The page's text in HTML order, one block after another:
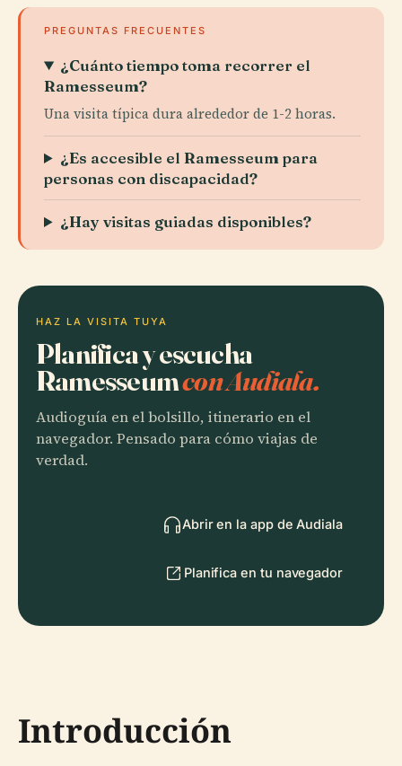
PREGUNTAS FRECUENTES
¿Cuánto tiempo toma recorrer el
Ramesseum?
Una visita típica dura alrededor de 1-2 horas.
¿Es accesible el Ramesseum para
personas con discapacidad?
¿Hay visitas guiadas disponibles?
HAZ LA VISITA TUYA
Planifica y escucha
Ramesseumcon Audiala.
Audioguía en el bolsillo, itinerario en el
navegador. Pensado para cómo viajas de
verdad.
Abrir en la app de Audiala
Planifica en tu navegador
Introducción